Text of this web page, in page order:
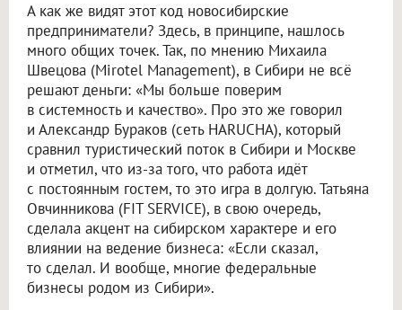
А как же видят этот код новосибирские
предприниматели? Здесь, в принципе, нашлось
много общих точек. Так, по мнению Михаила
Швецова (Mirotel Management), в Сибири не всё
решают деньги: «Мы больше поверим
в системность и качество». Про это же говорил
и Александр Бураков (сеть HARUCHA), который
сравнил туристический поток в Сибири и Москве
и отметил, что из-за того, что работа идёт
с постоянным гостем, то это игра в долгую. Татьяна
Овчинникова (FIT SERVICE), в свою очередь,
сделала акцент на сибирском характере и его
влиянии на ведение бизнеса: «Если сказал,
то сделал. И вообще, многие федеральные
бизнесы родом из Сибири».